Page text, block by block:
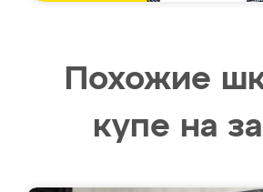
Похожие
купе на